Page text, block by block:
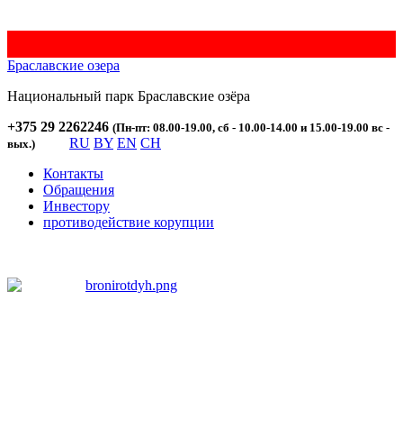
Браславские озера
Национальный парк Браславские озёра
+375 29 2262246 (Пн-пт: 08.00-19.00, сб - 10.00-14.00 и 15.00-19.00 вс -
вых.)
RU BY EN CH
Контакты
Обращения
Инвестору
противодействие корупции